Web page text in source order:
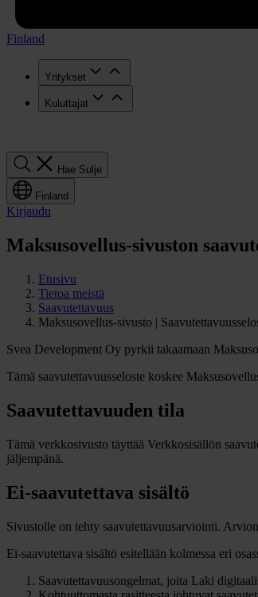
Finland
Yritykset
Kuluttajat
Hae Sulje
Finland
Kirjaudu
Maksusovellus-sivuston
Etusivu
Tietoa meistä
Saavutettavuus
Maksusovellus-sivusto |
Svea Development Oy pyrkii takaamaan
Tämä saavutettavuusseloste koskee
Saavutettavuuden tila
Tämä verkkosivusto täyttää Verkkosisällön
jäljempänä.
Ei-saavutettava sisältö
Sivustolle on tehty saavutettavuusarviointi.
Ei-saavutettava sisältö esitellään kolmessa eri
Saavutettavuusongelmat, joita Laki